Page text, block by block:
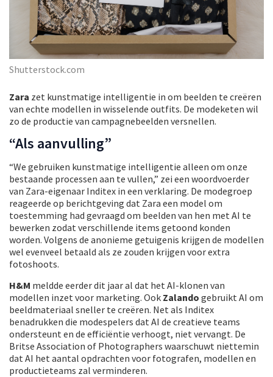
Shutterstock.com
Zara zet kunstmatige intelligentie in om beelden te creëren
van echte modellen in wisselende outfits. De modeketen wil
zo de productie van campagnebeelden versnellen.
“Als aanvulling”
“We gebruiken kunstmatige intelligentie alleen om onze
bestaande processen aan te vullen,” zei een woordvoerder
van Zara-eigenaar Inditex in een verklaring. De modegroep
reageerde op berichtgeving dat Zara een model om
toestemming had gevraagd om beelden van hen met AI te
bewerken zodat verschillende items getoond konden
worden. Volgens de anonieme getuigenis krijgen de modellen
wel evenveel betaald als ze zouden krijgen voor extra
fotoshoots.
H&M meldde eerder dit jaar al dat het AI-klonen van
modellen inzet voor marketing. Ook Zalando gebruikt AI om
beeldmateriaal sneller te creëren. Net als Inditex
benadrukken die modespelers dat AI de creatieve teams
ondersteunt en de efficiëntie verhoogt, niet vervangt. De
Britse Association of Photographers waarschuwt niettemin
dat AI het aantal opdrachten voor fotografen, modellen en
productieteams zal verminderen.